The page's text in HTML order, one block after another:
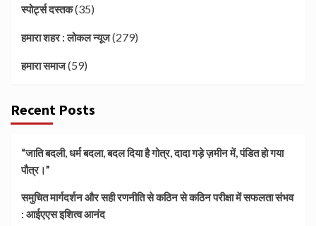
स्पोर्ट्स दस्तक(35)
हमारा शहर : लोकल न्यूज(279)
हमारा समाज(59)
Recent Posts
“जाति बदली, धर्म बदला, बदल दिया है गोत्र, दादा गड़े ज़मीन में, पंडित हो गया
पौत्र।”
समुचित मार्गदर्शन और सही रणनीति से कठिन से कठिन परीक्षा में सफलता संभव
: आईएएस इशित्व आनंद